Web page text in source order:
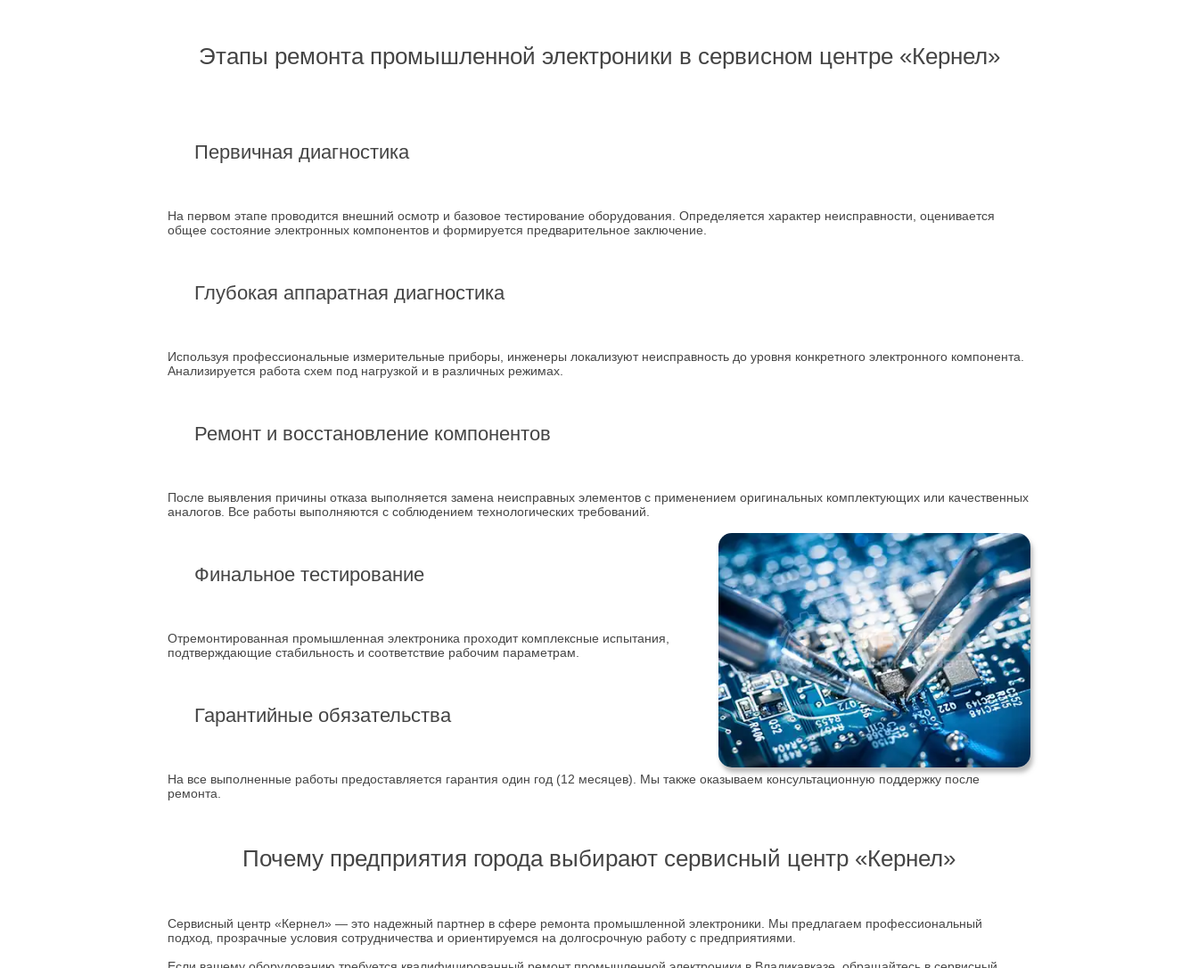
Этапы ремонта промышленной электроники в сервисном центре «Кернел»
Первичная диагностика
На первом этапе проводится внешний осмотр и базовое тестирование оборудования. Определяется характер неисправности, оценивается
общее состояние электронных компонентов и формируется предварительное заключение.
Глубокая аппаратная диагностика
Используя профессиональные измерительные приборы, инженеры локализуют неисправность до уровня конкретного электронного компонента.
Анализируется работа схем под нагрузкой и в различных режимах.
Ремонт и восстановление компонентов
После выявления причины отказа выполняется замена неисправных элементов с применением оригинальных комплектующих или качественных
аналогов. Все работы выполняются с соблюдением технологических требований.
Финальное тестирование
Отремонтированная промышленная электроника проходит комплексные испытания,
подтверждающие стабильность и соответствие рабочим параметрам.
Гарантийные обязательства
На все выполненные работы предоставляется гарантия один год (12 месяцев). Мы также оказываем консультационную поддержку после
ремонта.
Почему предприятия города выбирают сервисный центр «Кернел»
Сервисный центр «Кернел» — это надежный партнер в сфере ремонта промышленной электроники. Мы предлагаем профессиональный
подход, прозрачные условия сотрудничества и ориентируемся на долгосрочную работу с предприятиями.